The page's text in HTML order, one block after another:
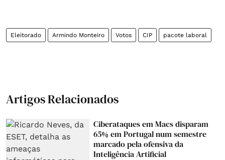
Eleitorado Armindo Monteiro Votos CIP pacote laboral
Artigos Relacionados
Ciberataques em Macs disparam
65% em Portugal num semestre
marcado pela ofensiva da
Inteligência Artificial